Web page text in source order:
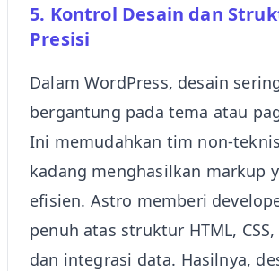
5. Kontrol Desain dan
Presisi
Dalam WordPress, desain
bergantung pada tema atau
Ini memudahkan tim non-
kadang menghasilkan markup
efisien. Astro memberi
penuh atas struktur HTML,
dan integrasi data. Hasilnya,